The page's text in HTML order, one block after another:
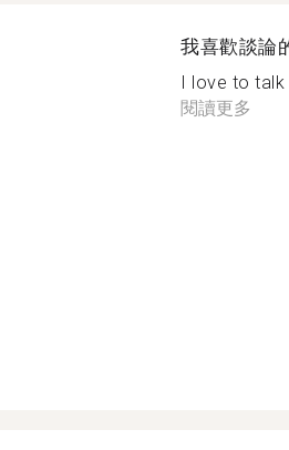
我喜歡談論
I love to
閱讀更多